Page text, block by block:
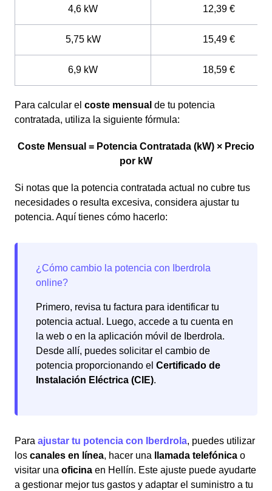
4,6 kW 12,39 €
5,75 kW 15,49 €
6,9 kW 18,59 €
Para calcular el coste mensual de tu potencia
contratada, utiliza la siguiente fórmula:
Coste Mensual = Potencia Contratada (kW) × Precio
por kW
Si notas que la potencia contratada actual no cubre tus
necesidades o resulta excesiva, considera ajustar tu
potencia. Aquí tienes cómo hacerlo:
Primero, revisa tu factura para identificar tu
potencia actual. Luego, accede a tu cuenta en
la web o en la aplicación móvil de Iberdrola.
Desde allí, puedes solicitar el cambio de
potencia proporcionando el Certificado de
Instalación Eléctrica (CIE).
Para ajustar tu potencia con Iberdrola, puedes utilizar
los canales en línea, hacer una llamada telefónica o
visitar una oficina en Hellín. Este ajuste puede ayudarte
a gestionar mejor tus gastos y adaptar el suministro a tu